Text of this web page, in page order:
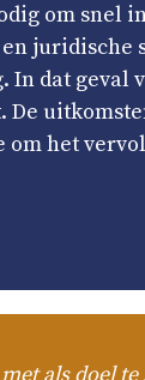
om snel
juridische
In dat geval
De
om het